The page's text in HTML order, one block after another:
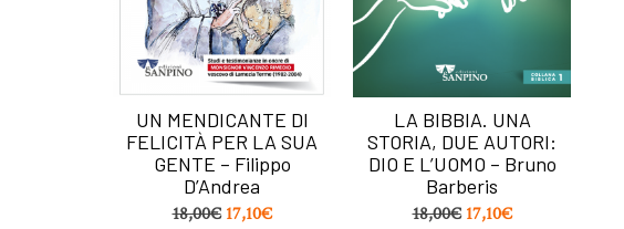
UN MENDICANTE DI
FELICITÀ PER LA SUA
GENTE – Filippo
D’Andrea
18,00€ 17,10€
LA BIBBIA. UNA
STORIA, DUE AUTORI:
DIO E L’UOMO – Bruno
Barberis
18,00€ 17,10€